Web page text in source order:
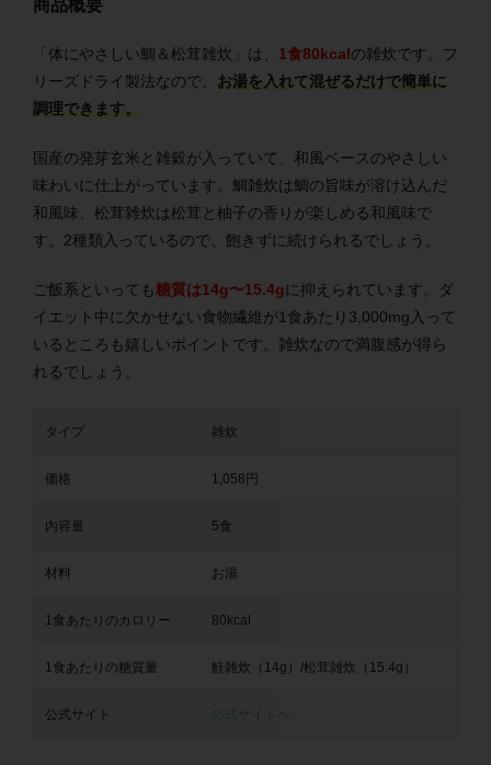
商品概要
「体にやさしい鯛＆松茸雑炊」は、 1食80kcalの雑炊です。フ
リーズドライ製法なので、 お湯を入れて混ぜるだけで簡単に
調理できます。
国産の発芽玄米と雑穀が入っていて、和風ベースのやさしい
味わいに仕上がっています。鯛雑炊は鯛の旨味が溶け込んだ
和風味、松茸雑炊は松茸と柚子の香りが楽しめる和風味で
す。2種類入っているので、飽きずに続けられるでしょう。
ご飯系といっても糖質は14g〜15.4gに抑えられています。ダ
イエット中に欠かせない食物繊維が1食あたり3,000mg入って
いるところも嬉しいポイントです。雑炊なので満腹感が得ら
れるでしょう。
タイプ 雑炊
価格 1,058円
内容量 5食
材料 お湯
1食あたりのカロリー 80kcal
1食あたりの糖質量 鮭雑炊（14g）/松茸雑炊（15.4g）
公式サイト 公式サイトへ